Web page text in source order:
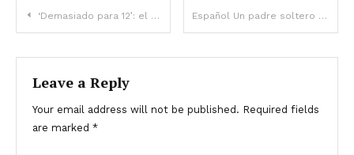
‘Demasiado para 12’: el vestido rosa sin tirantes de Blue Ivy en el estreno de ‘Wicked’ genera reacciones encontradas – Foto Español Un padre soltero adopta a un niño con síndrome de Down que nadie quería y años después se entera de la herencia de 1,2 millones de dólares del niño – Historia del día
Leave a Reply
Your email address will not be published. Required fields
are marked *